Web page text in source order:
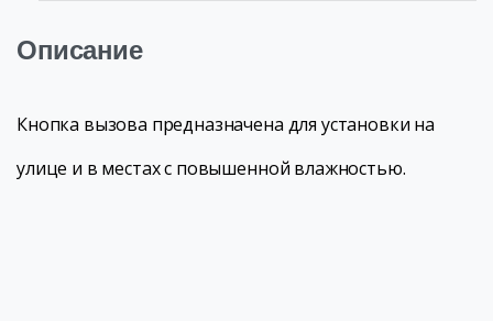
Описание
Кнопка вызова предназначена для установки на
улице и в местах с повышенной влажностью.